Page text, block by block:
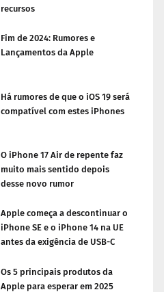
recursos
Fim de 2024: Rumores e
Lançamentos da Apple
Há rumores de que o iOS 19 será
compatível com estes iPhones
O iPhone 17 Air de repente faz
muito mais sentido depois
desse novo rumor
Apple começa a descontinuar o
iPhone SE e o iPhone 14 na UE
antes da exigência de USB-C
Os 5 principais produtos da
Apple para esperar em 2025